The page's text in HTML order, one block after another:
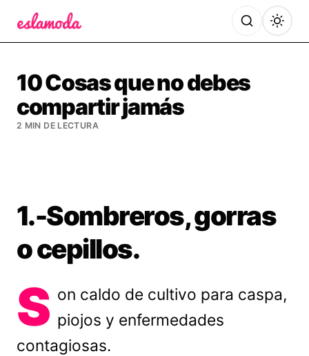
10 Cosas que no debes
compartir jamás
2 MIN DE LECTURA
1.-Sombreros, gorras
o cepillos.
S on caldo de cultivo para caspa,
piojos y enfermedades
contagiosas.